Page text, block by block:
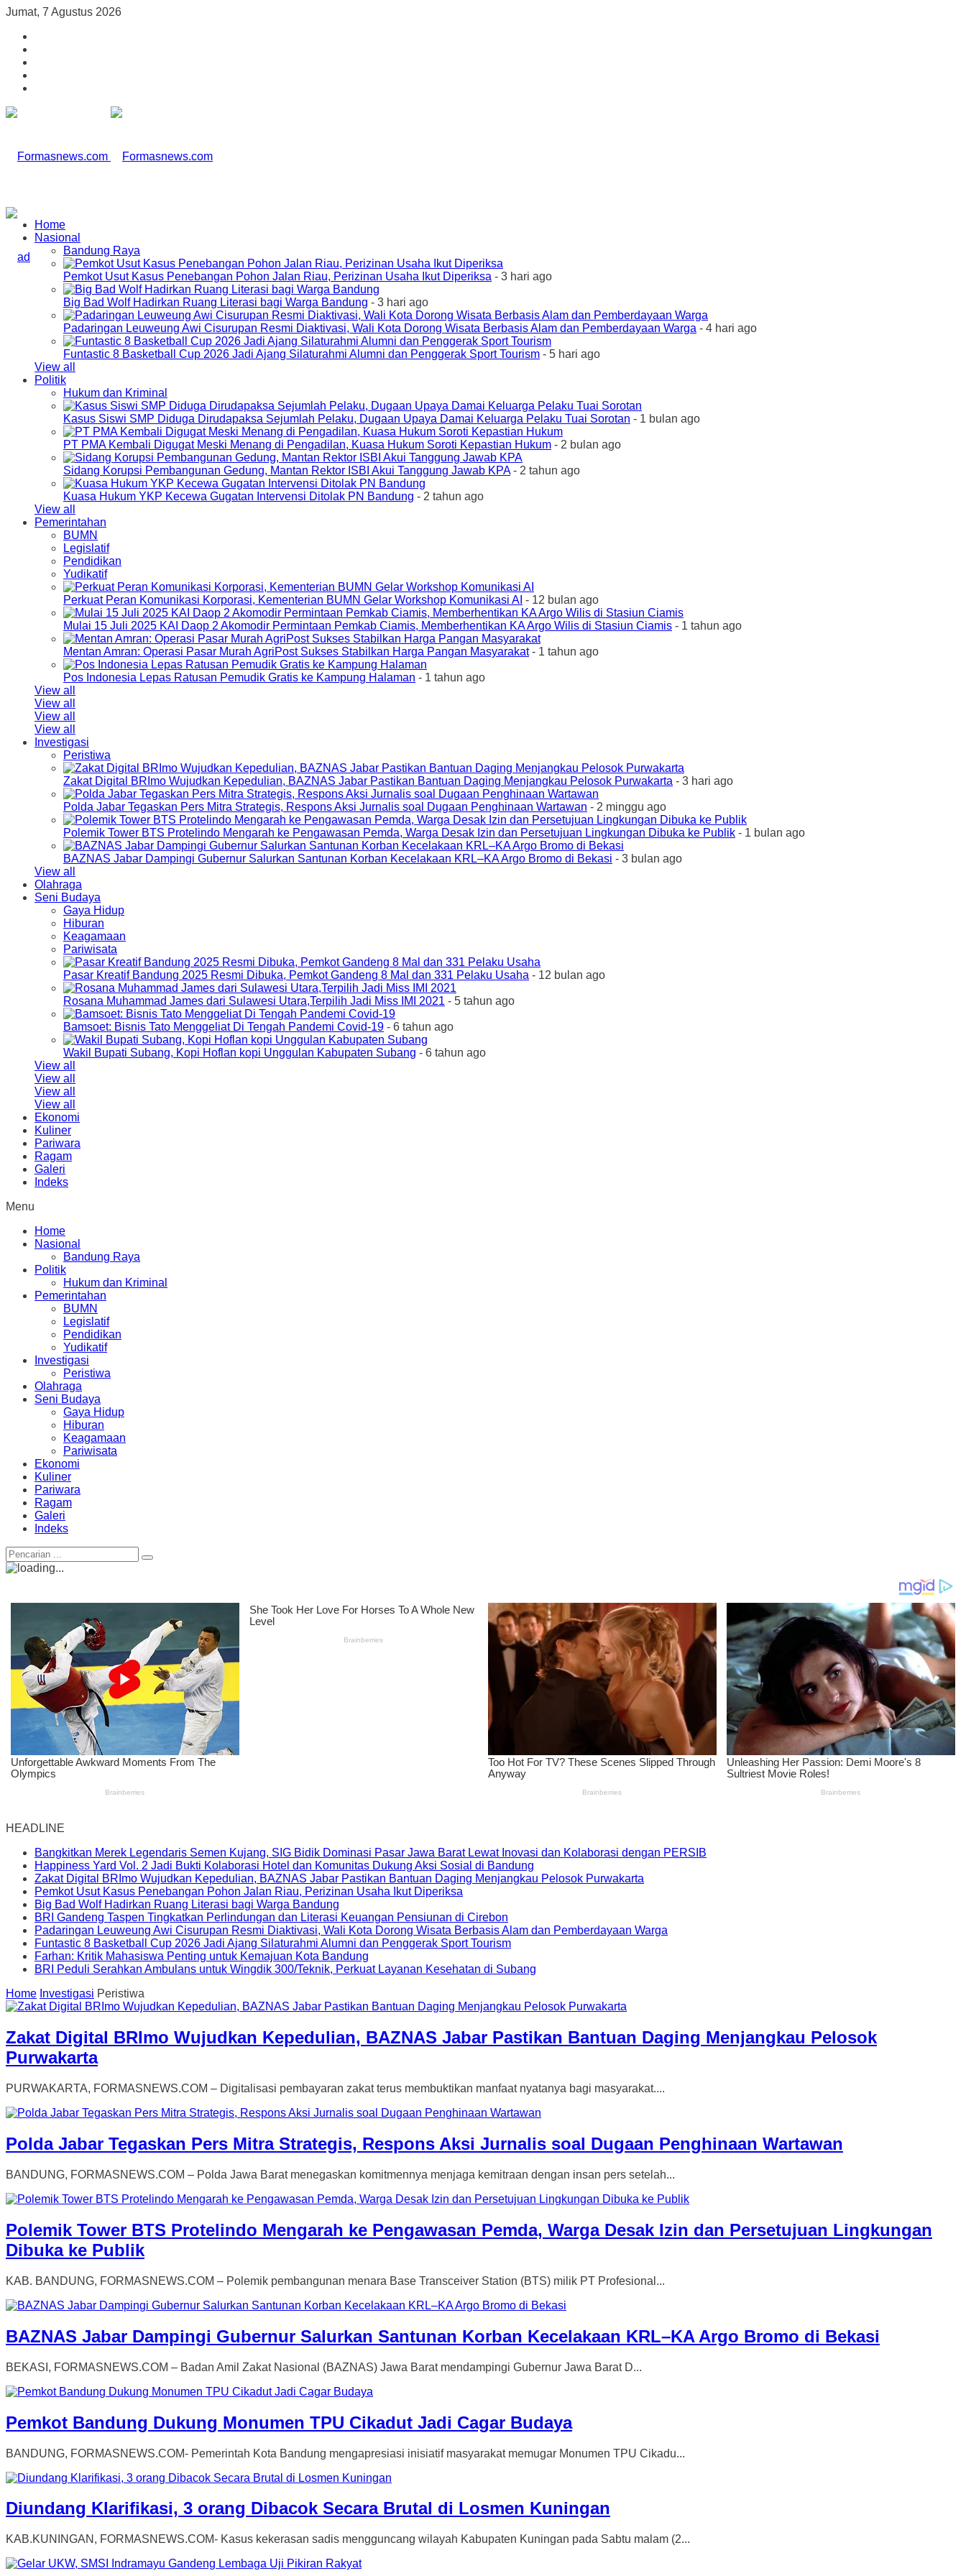
Jumat, 7 Agustus 2026
Home
Nasional
Bandung Raya
Pemkot Usut Kasus Penebangan Pohon Jalan Riau, Perizinan Usaha Ikut Diperiksa - 3 hari ago
Big Bad Wolf Hadirkan Ruang Literasi bagi Warga Bandung - 3 hari ago
Padaringan Leuweung Awi Cisurupan Resmi Diaktivasi, Wali Kota Dorong Wisata Berbasis Alam dan Pemberdayaan Warga - 4 hari ago
Funtastic 8 Basketball Cup 2026 Jadi Ajang Silaturahmi Alumni dan Penggerak Sport Tourism - 5 hari ago
View all
Politik
Hukum dan Kriminal
Kasus Siswi SMP Diduga Dirudapaksa Sejumlah Pelaku, Dugaan Upaya Damai Keluarga Pelaku Tuai Sorotan - 1 bulan ago
PT PMA Kembali Digugat Meski Menang di Pengadilan, Kuasa Hukum Soroti Kepastian Hukum - 2 bulan ago
Sidang Korupsi Pembangunan Gedung, Mantan Rektor ISBI Akui Tanggung Jawab KPA- 2 tahun ago
Kuasa Hukum YKP Kecewa Gugatan Intervensi Ditolak PN Bandung - 2 tahun ago
View all
Pemerintahan
BUMN
Legislatif
Pendidikan
Yudikatif
Perkuat Peran Komunikasi Korporasi, Kementerian BUMN Gelar Workshop Komunikasi AI - 12 bulan ago
Mulai 15 Juli 2025 KAI Daop 2 Akomodir Permintaan Pemkab Ciamis, Memberhentikan KA Argo Wilis di Stasiun Ciamis - 1 tahun ago
Mentan Amran: Operasi Pasar Murah AgriPost Sukses Stabilkan Harga Pangan Masyarakat- 1 tahun ago
Pos Indonesia Lepas Ratusan Pemudik Gratis ke Kampung Halaman - 1 tahun ago
View all
View all
View all
View all
Investigasi
Peristiwa
Zakat Digital BRImo Wujudkan Kepedulian, BAZNAS Jabar Pastikan Bantuan Daging Menjangkau Pelosok Purwakarta - 3 hari ago
Polda Jabar Tegaskan Pers Mitra Strategis, Respons Aksi Jurnalis soal Dugaan Penghinaan Wartawan - 2 minggu ago
Polemik Tower BTS Protelindo Mengarah ke Pengawasan Pemda, Warga Desak Izin dan Persetujuan Lingkungan Dibuka ke Publik - 1 bulan ago
BAZNAS Jabar Dampingi Gubernur Salurkan Santunan Korban Kecelakaan KRL–KA Argo Bromo di Bekasi - 3 bulan ago
View all
Olahraga
Seni Budaya
Gaya Hidup
Hiburan
Keagamaan
Pariwisata
Pasar Kreatif Bandung 2025 Resmi Dibuka, Pemkot Gandeng 8 Mal dan 331 Pelaku Usaha - 12 bulan ago
Rosana Muhammad James dari Sulawesi Utara,Terpilih Jadi Miss IMI 2021 - 5 tahun ago
Bamsoet: Bisnis Tato Menggeliat Di Tengah Pandemi Covid-19 - 6 tahun ago
Wakil Bupati Subang, Kopi Hoflan kopi Unggulan Kabupaten Subang - 6 tahun ago
View all
View all
View all
View all
Ekonomi
Kuliner
Pariwara
Ragam
Galeri
Indeks
Menu
Home
Nasional
Bandung Raya
Politik
Hukum dan Kriminal
Pemerintahan
BUMN
Legislatif
Pendidikan
Yudikatif
Investigasi
Peristiwa
Olahraga
Seni Budaya
Gaya Hidup
Hiburan
Keagamaan
Pariwisata
Ekonomi
Kuliner
Pariwara
Ragam
Galeri
Indeks
HEADLINE
Bangkitkan Merek Legendaris Semen Kujang, SIG Bidik Dominasi Pasar Jawa Barat Lewat Inovasi dan Kolaborasi dengan PERSIB
Happiness Yard Vol. 2 Jadi Bukti Kolaborasi Hotel dan Komunitas Dukung Aksi Sosial di Bandung
Zakat Digital BRImo Wujudkan Kepedulian, BAZNAS Jabar Pastikan Bantuan Daging Menjangkau Pelosok Purwakarta
Pemkot Usut Kasus Penebangan Pohon Jalan Riau, Perizinan Usaha Ikut Diperiksa
Big Bad Wolf Hadirkan Ruang Literasi bagi Warga Bandung
BRI Gandeng Taspen Tingkatkan Perlindungan dan Literasi Keuangan Pensiunan di Cirebon
Padaringan Leuweung Awi Cisurupan Resmi Diaktivasi, Wali Kota Dorong Wisata Berbasis Alam dan Pemberdayaan Warga
Funtastic 8 Basketball Cup 2026 Jadi Ajang Silaturahmi Alumni dan Penggerak Sport Tourism
Farhan: Kritik Mahasiswa Penting untuk Kemajuan Kota Bandung
BRI Peduli Serahkan Ambulans untuk Wingdik 300/Teknik, Perkuat Layanan Kesehatan di Subang
Home Investigasi Peristiwa
Zakat Digital BRImo Wujudkan Kepedulian, BAZNAS Jabar Pastikan Bantuan Daging Menjangkau Pelosok
Purwakarta
PURWAKARTA, FORMASNEWS.COM – Digitalisasi pembayaran zakat terus membuktikan manfaat nyatanya bagi masyarakat....
Polda Jabar Tegaskan Pers Mitra Strategis, Respons Aksi Jurnalis soal Dugaan Penghinaan Wartawan
BANDUNG, FORMASNEWS.COM – Polda Jawa Barat menegaskan komitmennya menjaga kemitraan dengan insan pers setelah...
Polemik Tower BTS Protelindo Mengarah ke Pengawasan Pemda, Warga Desak Izin dan Persetujuan Lingkungan
Dibuka ke Publik
KAB. BANDUNG, FORMASNEWS.COM – Polemik pembangunan menara Base Transceiver Station (BTS) milik PT Profesional...
BAZNAS Jabar Dampingi Gubernur Salurkan Santunan Korban Kecelakaan KRL–KA Argo Bromo di Bekasi
BEKASI, FORMASNEWS.COM – Badan Amil Zakat Nasional (BAZNAS) Jawa Barat mendampingi Gubernur Jawa Barat D...
Pemkot Bandung Dukung Monumen TPU Cikadut Jadi Cagar Budaya
BANDUNG, FORMASNEWS.COM- Pemerintah Kota Bandung mengapresiasi inisiatif masyarakat memugar Monumen TPU Cikadu...
Diundang Klarifikasi, 3 orang Dibacok Secara Brutal di Losmen Kuningan
KAB.KUNINGAN, FORMASNEWS.COM- Kasus kekerasan sadis mengguncang wilayah Kabupaten Kuningan pada Sabtu malam (2...